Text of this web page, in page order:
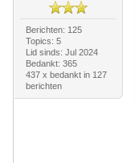
Berichten: 125
Topics: 5
Lid sinds: Jul 2024
Bedankt: 365
437 x bedankt in 127
berichten